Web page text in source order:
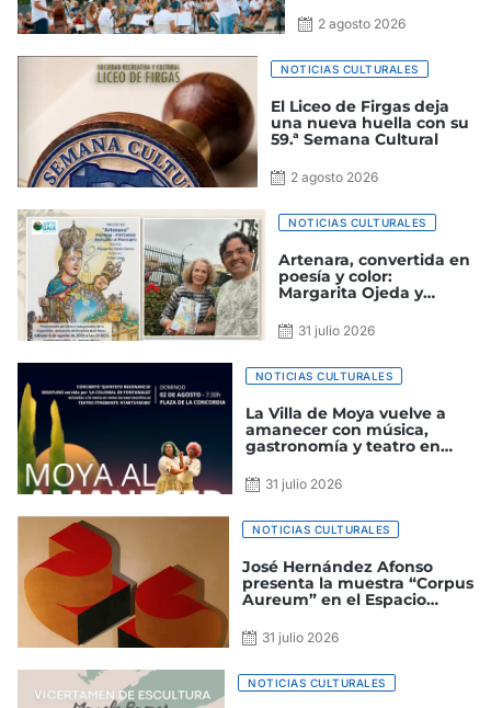
cultural
2 agosto 2026
NOTICIAS CULTURALES
El Liceo de Firgas deja
una nueva huella con su
59.ª Semana Cultural
2 agosto 2026
NOTICIAS CULTURALES
Artenara, convertida en
poesía y color:
Margarita Ojeda y
un homenaje a la
cumbre
31 julio 2026
NOTICIAS CULTURALES
La Villa de Moya vuelve a
amanecer con música,
gastronomía y teatro en
al Amanecer’
31 julio 2026
NOTICIAS CULTURALES
José Hernández Afonso
presenta la muestra “Corpus
Aureum” en el Espacio
31 julio 2026
NOTICIAS CULTURALES